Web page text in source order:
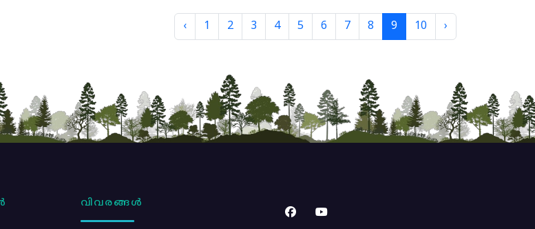
‹ 1 2 3 4 5 6 7 8 9 10 ›
വിവരങ്ങൾ